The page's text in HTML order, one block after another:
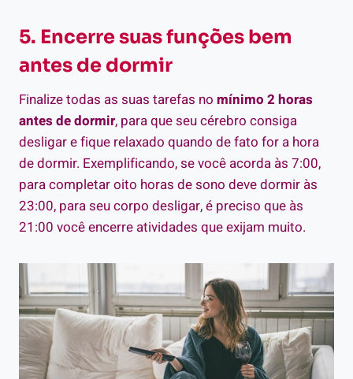
5. Encerre suas funções bem
antes de dormir
Finalize todas as suas tarefas no mínimo 2 horas
antes de dormir, para que seu cérebro consiga
desligar e fique relaxado quando de fato for a hora
de dormir. Exemplificando, se você acorda às 7:00,
para completar oito horas de sono deve dormir às
23:00, para seu corpo desligar, é preciso que às
21:00 você encerre atividades que exijam muito.